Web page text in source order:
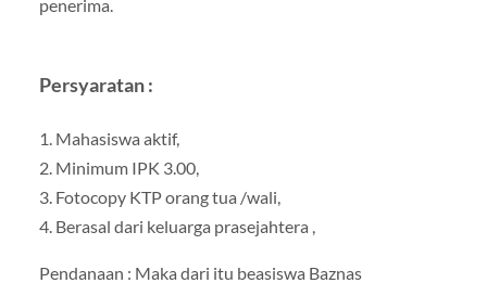
penerima.
Persyaratan :
1. Mahasiswa aktif,
2. Minimum IPK 3.00,
3. Fotocopy KTP orang tua /wali,
4. Berasal dari keluarga prasejahtera ,
Pendanaan : Maka dari itu beasiswa Baznas